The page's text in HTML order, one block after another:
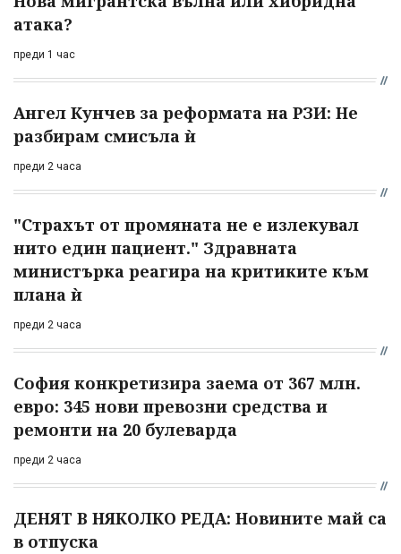
атака?
преди 1 час
Ангел Кунчев за реформата на РЗИ: Не
разбирам смисъла ѝ
преди 2 часа
"Страхът от промяната не е излекувал
нито един пациент." Здравната
министърка реагира на критиките към
плана ѝ
преди 2 часа
София конкретизира заема от 367 млн.
евро: 345 нови превозни средства и
ремонти на 20 булеварда
преди 2 часа
ДЕНЯТ В НЯКОЛКО РЕДА: Новините май са
в отпуска